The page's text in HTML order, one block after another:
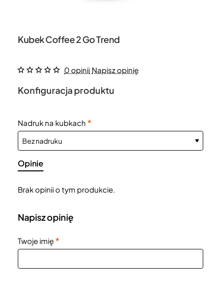
Kubek Coffee 2 Go Trend
0 opinii Napisz opinię
Konfiguracja produktu
Nadruk na kubkach
Opinie
Brak opinii o tym produkcie.
Napisz opinię
Twoje imię